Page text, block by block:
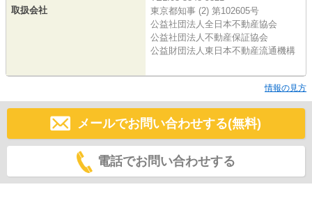
取扱会社
東京都知事 (2) 第102605号
公益社団法人全日本不動産協会
公益社団法人不動産保証協会
公益財団法人東日本不動産流通機構
情報の見方
メールでお問い合わせする(無料)
電話でお問い合わせする